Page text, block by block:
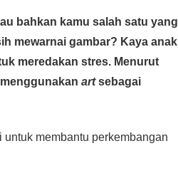
bahkan kamu salah satu yang
mewarnai gambar? Kaya anak
meredakan stres. Menurut
artsebagai
membantu perkembangan